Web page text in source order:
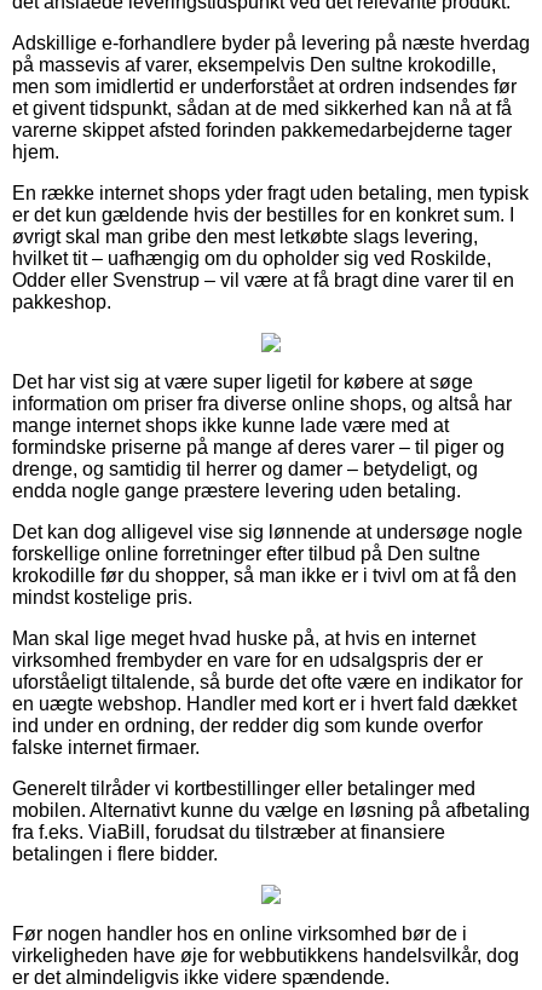
Adskillige e-forhandlere byder på levering på næste hverdag
på massevis af varer, eksempelvis Den sultne krokodille,
men som imidlertid er underforstået at ordren indsendes før
et givent tidspunkt, sådan at de med sikkerhed kan nå at få
varerne skippet afsted forinden pakkemedarbejderne tager
hjem.
En række internet shops yder fragt uden betaling, men typisk
er det kun gældende hvis der bestilles for en konkret sum. I
øvrigt skal man gribe den mest letkøbte slags levering,
hvilket tit – uafhængig om du opholder sig ved Roskilde,
Odder eller Svenstrup – vil være at få bragt dine varer til en
pakkeshop.
Det har vist sig at være super ligetil for købere at søge
information om priser fra diverse online shops, og altså har
mange internet shops ikke kunne lade være med at
formindske priserne på mange af deres varer – til piger og
drenge, og samtidig til herrer og damer – betydeligt, og
endda nogle gange præstere levering uden betaling.
Det kan dog alligevel vise sig lønnende at undersøge nogle
forskellige online forretninger efter tilbud på Den sultne
krokodille før du shopper, så man ikke er i tvivl om at få den
mindst kostelige pris.
Man skal lige meget hvad huske på, at hvis en internet
virksomhed frembyder en vare for en udsalgspris der er
uforståeligt tiltalende, så burde det ofte være en indikator for
en uægte webshop. Handler med kort er i hvert fald dækket
ind under en ordning, der redder dig som kunde overfor
falske internet firmaer.
Generelt tilråder vi kortbestillinger eller betalinger med
mobilen. Alternativt kunne du vælge en løsning på afbetaling
fra f.eks. ViaBill, forudsat du tilstræber at finansiere
betalingen i flere bidder.
Før nogen handler hos en online virksomhed bør de i
virkeligheden have øje for webbutikkens handelsvilkår, dog
er det almindeligvis ikke videre spændende.